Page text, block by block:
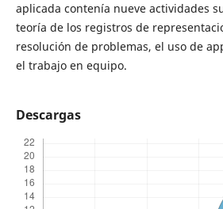
aplicada contenía nueve actividades
teoría de los registros de
resolución de problemas, el uso de
el trabajo en equipo.
Descargas